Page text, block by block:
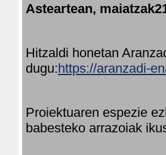
Asteartean,
Hitzaldi honetan
dugu:https://aranzadi-
Proiektuaren espezie
babesteko arrazoiak